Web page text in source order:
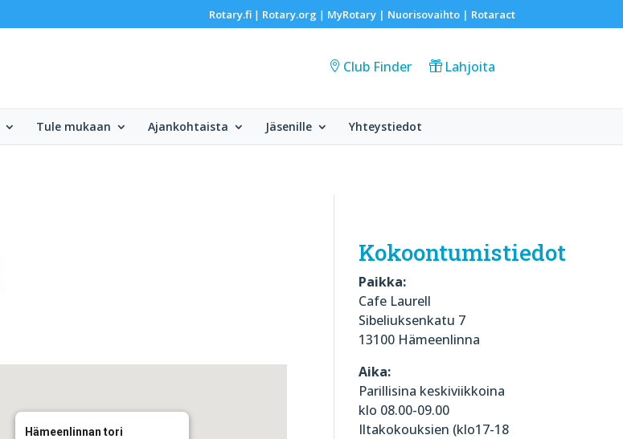
Rotary.fi| Rotary.org | MyRotary | Nuorisovaihto| Rotaract
Club Finder Lahjoita
Tule mukaan Ajankohtaista Jäsenille Yhteystiedot
Hämeenlinnan tori
Kokoontumistiedot
Paikka:
Cafe Laurell
Sibeliuksenkatu 7
13100 Hämeenlinna
Aika:
Parillisina keskiviikkoina
klo 08.00-09.00
Iltakokouksien (klo17-18